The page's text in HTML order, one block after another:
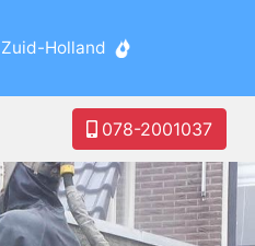
Holland
078-2001037